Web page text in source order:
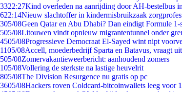
3322:27Kind overleden na aanrijding door AH-bestelbus
622:14Nieuw slachtoffer in kindermisbruikzaak
305/08Geen Qatar en Abu Dhabi? Dan eindigt Formule
505/08Litouwen vindt opnieuw migrantentunnel onder
4505/08Progressieve Democraat El-Sayed wint nipt
1105/08Accell, moederbedrijf Sparta en Batavus, vraagt
505/08Zomervakantieweerbericht: aanhoudend zomers
105/08Vollering de sterkste na lastige heuvelrit
805/08The Division Resurgence nu gratis op pc
3605/08Hackers roven Coldcard-bitcoinwallets leeg voor